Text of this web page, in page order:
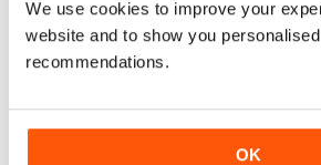
We use cookies to improve your
website and to show you
recommendations.
OK
EDIZIONI INDIETRO